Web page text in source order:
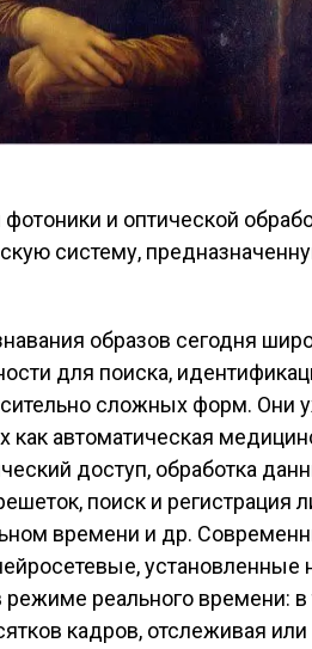
и оптической
систему,
образов сегодня
для поиска,
сложных форм. Они
как автоматическая
доступ, обработка
поиск и регистрация
времени и др.
установленные
режиме реального времени:
кадров, отслеживая или